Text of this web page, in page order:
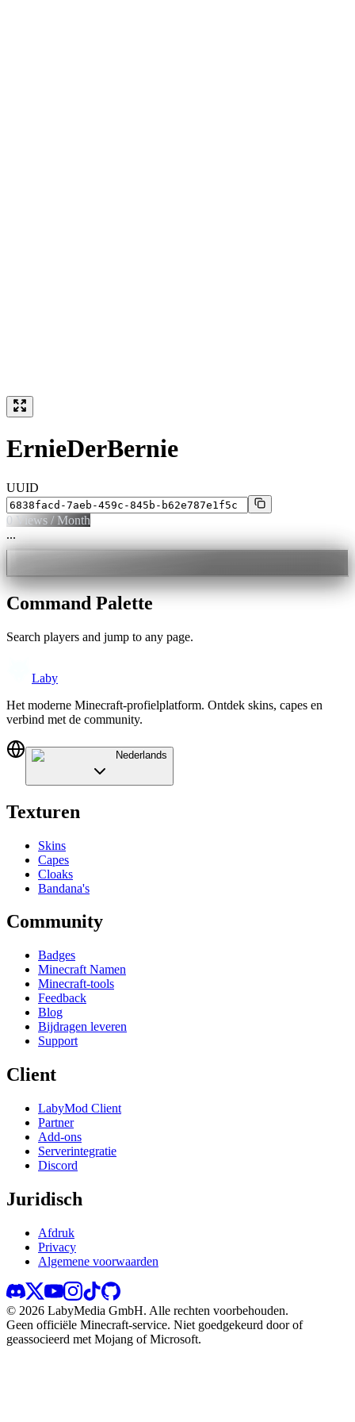
ErnieDerBernie
UUID
0 Views / Month
...
Command Palette
Search players and jump to any page.
Laby
Het moderne Minecraft-profielplatform. Ontdek skins, capes en
verbind met de community.
Nederlands
Texturen
Skins
Capes
Cloaks
Bandana's
Community
Badges
Minecraft Namen
Minecraft-tools
Feedback
Blog
Bijdragen leveren
Support
Client
LabyMod Client
Partner
Add-ons
Serverintegratie
Discord
Juridisch
Afdruk
Privacy
Algemene voorwaarden
© 2026 LabyMedia GmbH. Alle rechten voorbehouden.
Geen officiële Minecraft-service. Niet goedgekeurd door of
geassocieerd met Mojang of Microsoft.